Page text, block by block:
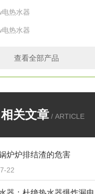
电热水器
电热水器
查看全部产品
相关文章 / ARTICLE
炉炉排结渣的危害
22